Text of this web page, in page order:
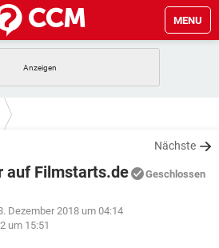
MENU
TIKTOK
TIKTOK
STREAMING
STREAMING
Nächste
auf Filmstarts.de Geschlossen
Dezember 2018 um 04:14
um 15:51